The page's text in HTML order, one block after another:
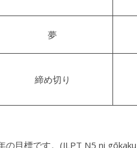
夢
締め切り
の目標です。(JLPT N5 ni